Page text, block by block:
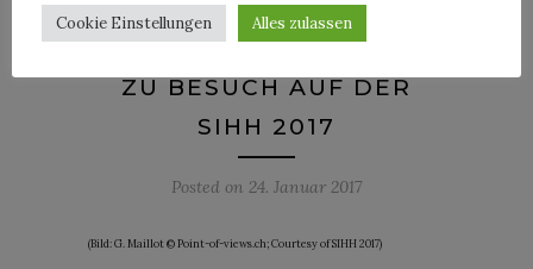
UHREN
ZU BESUCH AUF DER
SIHH 2017
Posted on 24. Januar 2017
(Bild: G. Maillot © Point-of-views.ch; Courtesy of SIHH 2017)
Cookie Einstellungen Alles zulassen